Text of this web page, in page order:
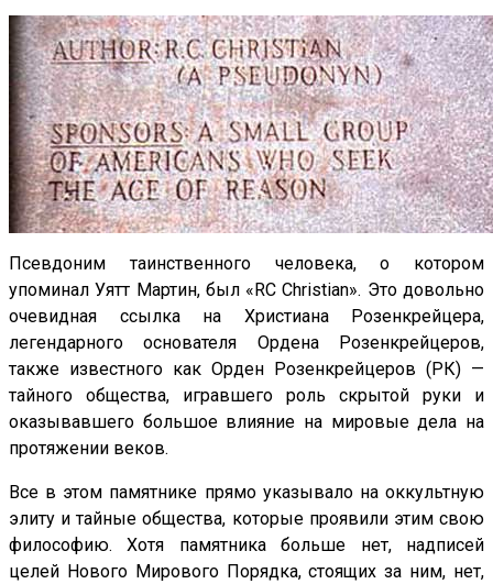
Псевдоним таинственного человека, о котором
упоминал Уятт Мартин, был «RC Christian». Это довольно
очевидная ссылка на Христиана Розенкрейцера,
легендарного основателя Ордена Розенкрейцеров,
также известного как Орден Розенкрейцеров (РК) —
тайного общества, игравшего роль скрытой руки и
оказывавшего большое влияние на мировые дела на
протяжении веков.
Все в этом памятнике прямо указывало на оккультную
элиту и тайные общества, которые проявили этим свою
философию. Хотя памятника больше нет, надписей
целей Нового Мирового Порядка, стоящих за ним, нет,